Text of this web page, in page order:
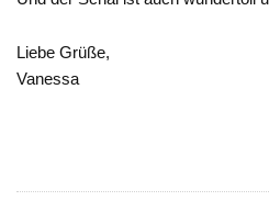
Liebe Grüße,
Vanessa